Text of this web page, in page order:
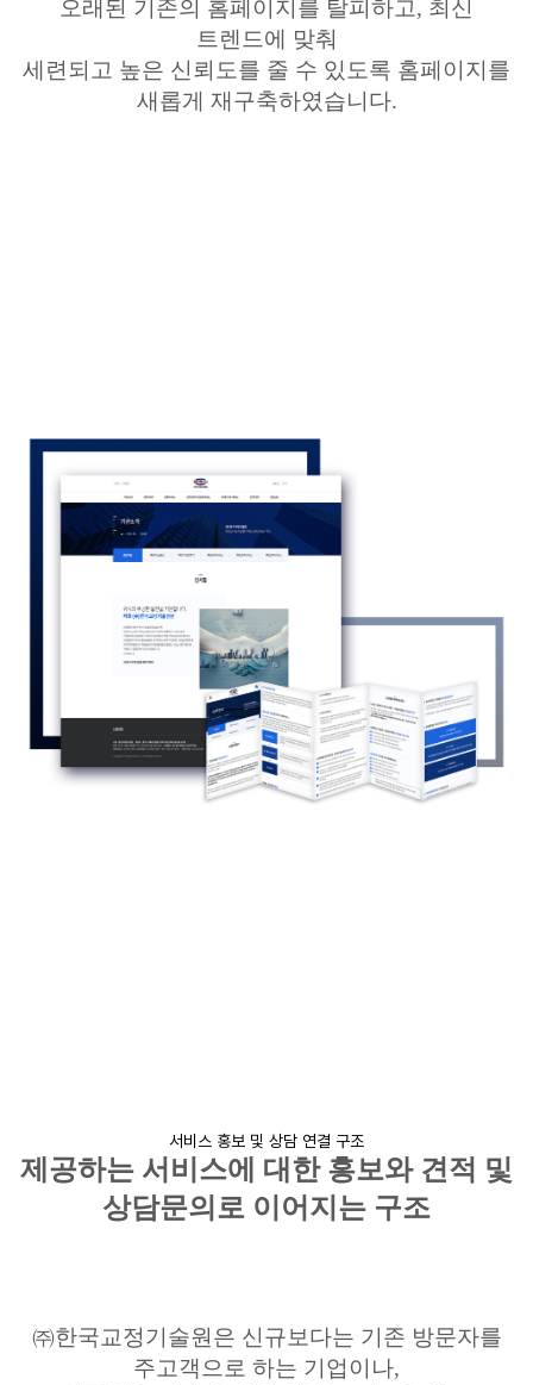
오래된 기존의 홈페이지를 탈피하고, 최신
트렌드에 맞춰
세련되고 높은 신뢰도를 줄 수 있도록 홈페이지를
새롭게 재구축하였습니다.
서비스 홍보 및 상담 연결 구조
제공하는 서비스에 대한 홍보와 견적 및
상담문의로 이어지는 구조
㈜한국교정기술원은 신규보다는 기존 방문자를
주고객으로 하는 기업이나,